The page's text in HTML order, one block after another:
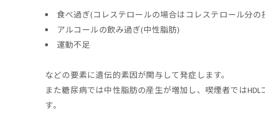
食べ過ぎ(コレステロールの場合はコレステロール分
アルコールの飲み過ぎ(中性脂肪)
運動不足
などの要素に遺伝的素因が関与して発症します。
また糖尿病では中性脂肪の産生が増加し、喫煙者では
す｡